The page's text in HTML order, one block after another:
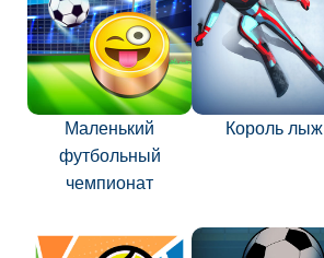
Маленький
футбольный
чемпионат
Король лыж